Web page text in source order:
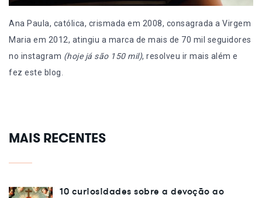
Ana Paula, católica, crismada em 2008, consagrada a Virgem
Maria em 2012, atingiu a marca de mais de 70 mil seguidores
no instagram (hoje já são 150 mil), resolveu ir mais além e
fez este blog.
MAIS RECENTES
10 curiosidades sobre a devoção ao